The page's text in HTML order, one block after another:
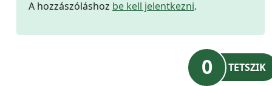
A hozzászóláshoz be kell jelentkezni.
0 TETSZIK